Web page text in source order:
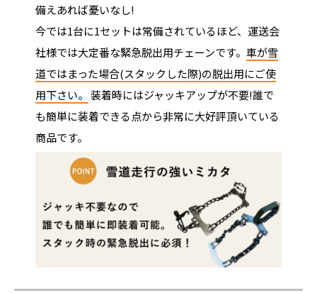
備えあれば憂いなし!
今では1台に1セットは常備されているほど、運送会
社様では大定番な緊急脱出用チェーンです。 車が雪
道ではまった場合(スタックした際)の脱出用にご使
用下さい。 装着時にはジャッキアップが不要!誰で
も簡単に装着できる点から非常に大好評頂いている
商品です。